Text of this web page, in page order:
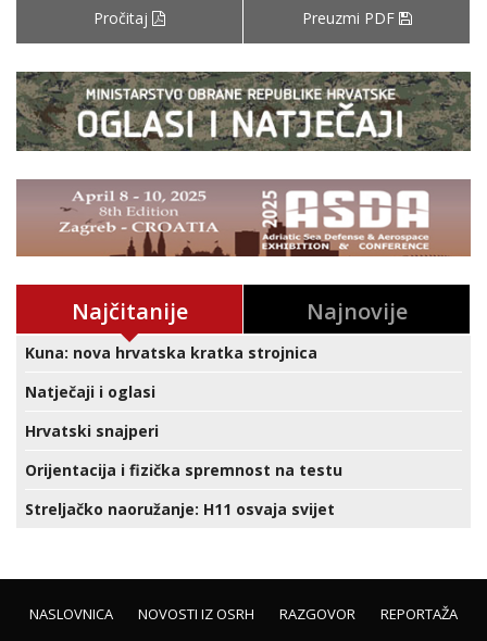
Pročitaj Preuzmi PDF
Najčitanije Najnovije
Kuna: nova hrvatska kratka strojnica
Natječaji i oglasi
Hrvatski snajperi
Orijentacija i fizička spremnost na testu
Streljačko naoružanje: H11 osvaja svijet
NASLOVNICA NOVOSTI IZ OSRH RAZGOVOR
REPORTAŽA